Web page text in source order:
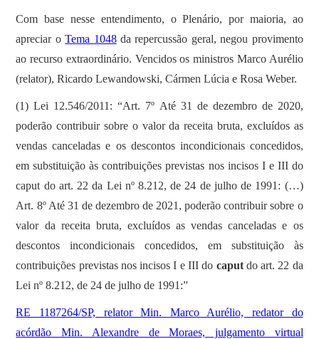
Com base nesse entendimento, o Plenário, por maioria, ao
apreciar oTema 1048da repercussão geral, negou provimento
ao recurso extraordinário. Vencidos os ministros Marco Aurélio
(relator), Ricardo Lewandowski, Cármen Lúcia e Rosa Weber.
(1) Lei 12.546/2011: “Art. 7º Até 31 de dezembro de 2020,
poderão contribuir sobre o valor da receita bruta, excluídos as
vendas canceladas e os descontos incondicionais concedidos,
em substituição às contribuições previstas nos incisos I e III do
caput do art. 22 da Lei nº 8.212, de 24 de julho de 1991: (…)
Art. 8º Até 31 de dezembro de 2021, poderão contribuir sobre o
valor da receita bruta, excluídos as vendas canceladas e os
descontos incondicionais concedidos, em substituição às
contribuições previstas nos incisos I e III do caputdo art. 22 da
Lei nº 8.212, de 24 de julho de 1991:”
RE 1187264/SP, relator Min. Marco Aurélio, redator do
acórdão Min. Alexandre de Moraes, julgamento virtual